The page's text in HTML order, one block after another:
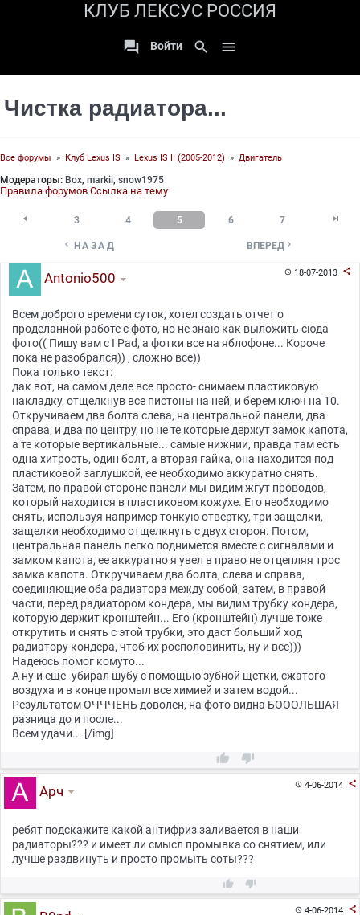
КЛУБ ЛЕКСУС РОССИЯ
 Войти search 
Чистка радиатора...
Все форумы » Клуб Lexus IS » Lexus IS II (2005-2012) » Двигатель
Модераторы: Box, markii, snow1975
Правила форумов Ссылка на тему
 3 4 5 6 7 
 НАЗАД ВПЕРЕД 
 18-07-2013 
Antonio500
Всем доброго времени суток, хотел создать отчет о
проделанной работе с фото, но не знаю как выложить сюда
фото(( Пишу вам с I Pad, а фотки все на яблофоне... Короче
пока не разобрался)) , сложно все))
Пока только текст:
дак вот, на самом деле все просто- снимаем пластиковую
накладку, отщелкнув все пистоны на ней, и берем ключ на 10.
Откручиваем два болта слева, на центральной панели, два
справа, и два по центру, но не те которые держут замок капота,
а те которые вертикальные... самые нижнии, правда там есть
одна хитрость, один болт, а вторая гайка, она находится под
пластиковой заглушкой, ее необходимо аккуратно снять.
Затем, по правой стороне панели мы видим жгут проводов,
который находится в пластиковом кожухе. Его необходимо
снять, используя например тонкую отвертку, три защелки,
защелки необходимо отщелкнуть с двух сторон. Потом,
центральная панель легко поднимется вместе с сигналами и
замком капота, ее аккуратно я увел в право не отцепляя трос
замка капота. Откручиваем два болта, слева и справа,
соединяющие оба радиатора между собой, затем, в правой
части, перед радиатором кондера, мы видим трубку кондера,
которую держит кронштейн... Его (кронштейн) лучше тоже
открутить и снять с этой трубки, это даст больший ход
радиатору кондера, чтоб их росполовинить, ну и все)))
Надеюсь помог комуто...
А ну и еще- убирал шубу с помощью зубной щетки, сжатого
воздуха и в конце промыл все химией и затем водой...
Результатом ОЧЧЧЕНЬ доволен, на фото видна БОООЛЬШАЯ
разница до и после...
Всем удачи... [/img]
 
4-06-2014 
Арч
ребят подскажите какой антифриз заливается в наши
радиаторы??? и имеет ли смысл промывка со снятием, или
лучше раздвинуть и просто промыть соты???
 
4-06-2014 